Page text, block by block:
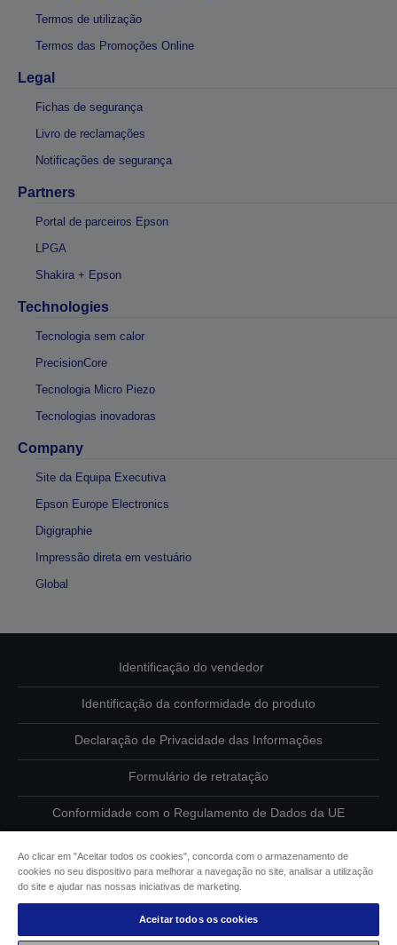
Termos de utilização
Termos das Promoções Online
Legal
Fichas de segurança
Livro de reclamações
Notificações de segurança
Partners
Portal de parceiros Epson
LPGA
Shakira + Epson
Technologies
Tecnologia sem calor
PrecisionCore
Tecnologia Micro Piezo
Tecnologias inovadoras
Company
Site da Equipa Executiva
Epson Europe Electronics
Digigraphie
Impressão direta em vestuário
Global
Identificação do vendedor
Identificação da conformidade do produto
Declaração de Privacidade das Informações
Formulário de retratação
Conformidade com o Regulamento de Dados da UE
Informações sobre cookies
Compromisso da Epson para com a acessibilidade
Ao clicar em "Aceitar todos os cookies", concorda com o armazenamento de
cookies no seu dispositivo para melhorar a navegação no site, analisar a utilização
do site e ajudar nas nossas iniciativas de marketing.
Aceitar todos os cookies